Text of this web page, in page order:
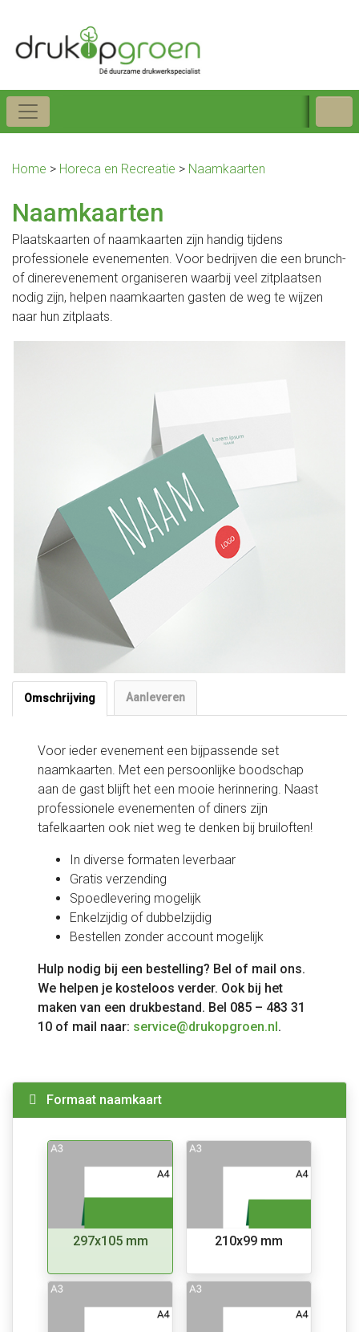
Home > Horeca en Recreatie > Naamkaarten
Naamkaarten
Plaatskaarten of naamkaarten zijn handig tijdens
professionele evenementen. Voor bedrijven die een brunch-
of dinerevenement organiseren waarbij veel zitplaatsen
nodig zijn, helpen naamkaarten gasten de weg te wijzen
naar hun zitplaats.
Omschrijving Aanleveren
Voor ieder evenement een bijpassende set
naamkaarten. Met een persoonlijke boodschap
aan de gast blijft het een mooie herinnering. Naast
professionele evenementen of diners zijn
tafelkaarten ook niet weg te denken bij bruiloften!
In diverse formaten leverbaar
Gratis verzending
Spoedlevering mogelijk
Enkelzijdig of dubbelzijdig
Bestellen zonder account mogelijk
Hulp nodig bij een bestelling? Bel of mail ons.
We helpen je kosteloos verder. Ook bij het
maken van een drukbestand. Bel 085 – 483 31
10 of mail naar: service@drukopgroen.nl.
Formaat naamkaart
297x105 mm 210x99 mm